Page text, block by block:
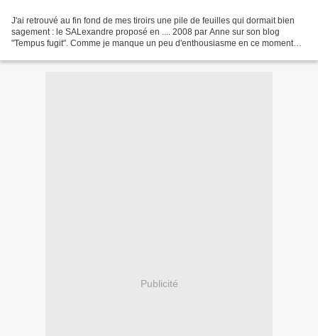
J'ai retrouvé au fin fond de mes tiroirs une pile de feuilles qui dormait bien
sagement : le SALexandre proposé en .... 2008 par Anne sur son blog
"Tempus fugit". Comme je manque un peu d'enthousiasme en ce moment
Publicité